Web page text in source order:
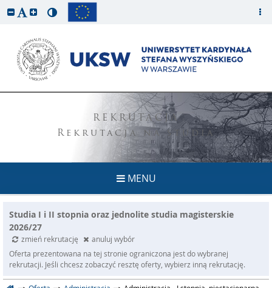
REKRUTACJA
Rekrutacja na studia
MENU
Studia I i II stopnia oraz jednolite studia magisterskie
2026/27
zmień rekrutację
anuluj wybór
Oferta prezentowana na tej stronie ograniczona jest do wybranej
rekrutacji. Jeśli chcesz zobaczyć resztę oferty, wybierz inną rekrutację.